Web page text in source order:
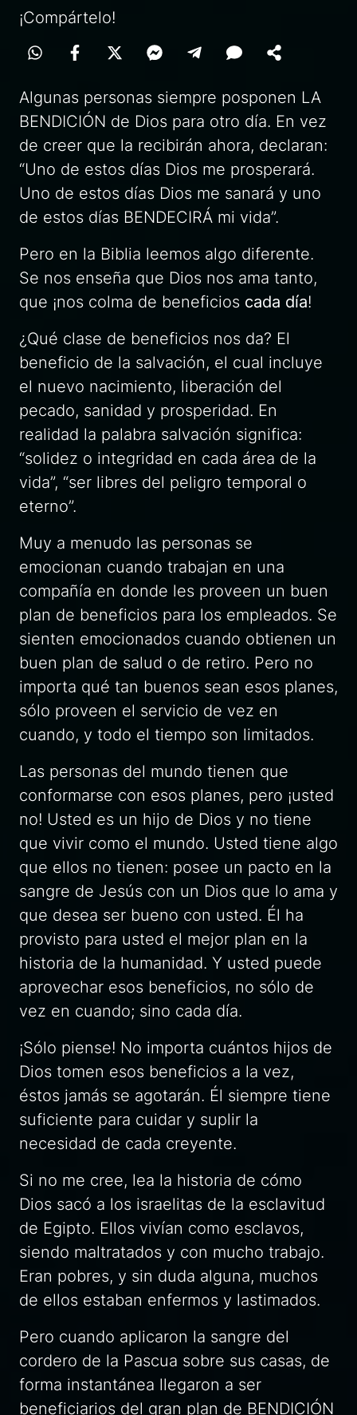
¡Compártelo!
Algunas personas siempre posponen LA
BENDICIÓN de Dios para otro día. En vez
de creer que la recibirán ahora, declaran:
“Uno de estos días Dios me prosperará.
Uno de estos días Dios me sanará y uno
de estos días BENDECIRÁ mi vida”.
Pero en la Biblia leemos algo diferente.
Se nos enseña que Dios nos ama tanto,
que ¡nos colma de beneficios cada día!
¿Qué clase de beneficios nos da? El
beneficio de la salvación, el cual incluye
el nuevo nacimiento, liberación del
pecado, sanidad y prosperidad. En
realidad la palabra salvación significa:
“solidez o integridad en cada área de la
vida”, “ser libres del peligro temporal o
eterno”.
Muy a menudo las personas se
emocionan cuando trabajan en una
compañía en donde les proveen un buen
plan de beneficios para los empleados. Se
sienten emocionados cuando obtienen un
buen plan de salud o de retiro. Pero no
importa qué tan buenos sean esos planes,
sólo proveen el servicio de vez en
cuando, y todo el tiempo son limitados.
Las personas del mundo tienen que
conformarse con esos planes, pero ¡usted
no! Usted es un hijo de Dios y no tiene
que vivir como el mundo. Usted tiene algo
que ellos no tienen: posee un pacto en la
sangre de Jesús con un Dios que lo ama y
que desea ser bueno con usted. Él ha
provisto para usted el mejor plan en la
historia de la humanidad. Y usted puede
aprovechar esos beneficios, no sólo de
vez en cuando; sino cada día.
¡Sólo piense! No importa cuántos hijos de
Dios tomen esos beneficios a la vez,
éstos jamás se agotarán. Él siempre tiene
suficiente para cuidar y suplir la
necesidad de cada creyente.
Si no me cree, lea la historia de cómo
Dios sacó a los israelitas de la esclavitud
de Egipto. Ellos vivían como esclavos,
siendo maltratados y con mucho trabajo.
Eran pobres, y sin duda alguna, muchos
de ellos estaban enfermos y lastimados.
Pero cuando aplicaron la sangre del
cordero de la Pascua sobre sus casas, de
forma instantánea llegaron a ser
beneficiarios del gran plan de BENDICIÓN